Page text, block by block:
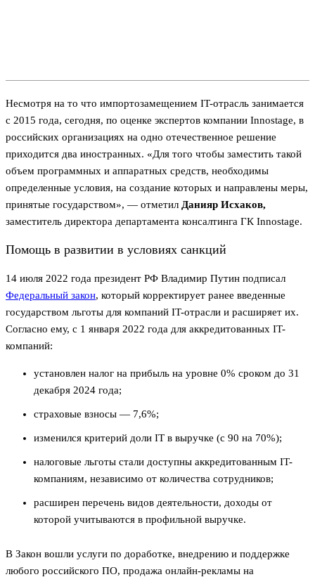
Несмотря на то что импортозамещением IT-отрасль занимается
с 2015 года, сегодня, по оценке экспертов компании Innostage, в
российских организациях на одно отечественное решение
приходится два иностранных. «Для того чтобы заместить такой
объем программных и аппаратных средств, необходимы
определенные условия, на создание которых и направлены меры,
принятые государством», — отметил Данияр Исхаков,
заместитель директора департамента консалтинга ГК Innostage.
Помощь в развитии в условиях санкций
14 июля 2022 года президент РФ Владимир Путин подписал
Федеральный закон, который корректирует ранее введенные
государством льготы для компаний IT-отрасли и расширяет их.
Согласно ему, с 1 января 2022 года для аккредитованных IT-
компаний:
установлен налог на прибыль на уровне 0% сроком до 31
декабря 2024 года;
страховые взносы — 7,6%;
изменился критерий доли IT в выручке (с 90 на 70%);
налоговые льготы стали доступны аккредитованным IT-
компаниям, независимо от количества сотрудников;
расширен перечень видов деятельности, доходы от
которой учитываются в профильной выручке.
В Закон вошли услуги по доработке, внедрению и поддержке
любого российского ПО, продажа онлайн-рекламы на